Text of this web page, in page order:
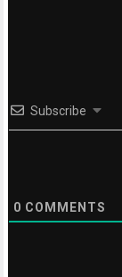
Subscribe
0 COMMENTS